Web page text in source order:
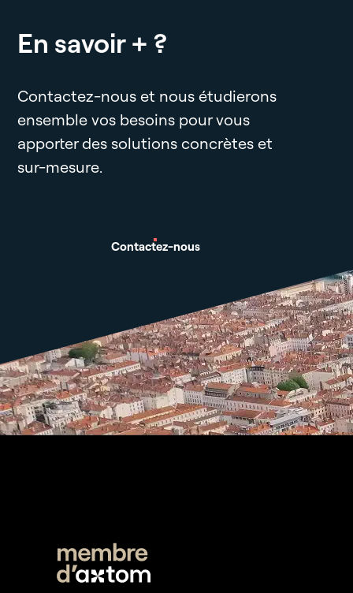
En savoir + ?
Contactez-nous et nous étudierons
ensemble vos besoins pour vous
apporter des solutions concrètes et
sur-mesure.
Contactez-nous